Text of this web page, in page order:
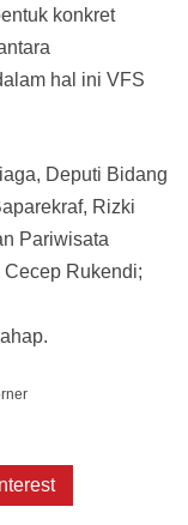
konkret
hal ini VFS
Deputi Bidang
Rizki
Pariwisata
Cecep Rukendi;